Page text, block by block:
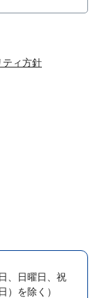
ティ方針
、日曜日、祝
）を除く）